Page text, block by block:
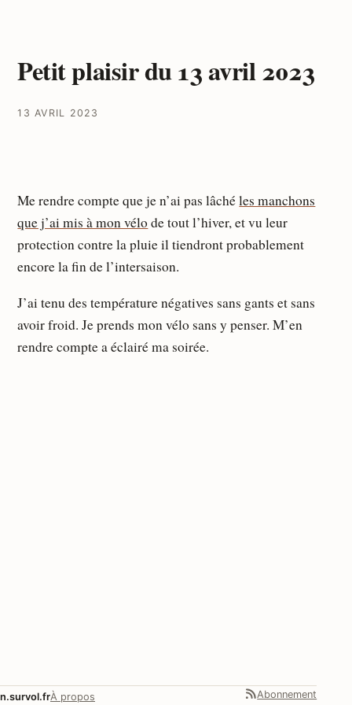
Petit plaisir du 13 avril 2023
13 AVRIL 2023
Me rendre compte que je n’ai pas lâchéles manchons
que j’ai mis à mon vélo de tout l’hiver, et vu leur
protection contre la pluie il tiendront probablement
encore la fin de l’intersaison.
J’ai tenu des température négatives sans gants et sans
avoir froid. Je prends mon vélo sans y penser. M’en
rendre compte a éclairé ma soirée.
n.survol.frÀ propos Abonnement